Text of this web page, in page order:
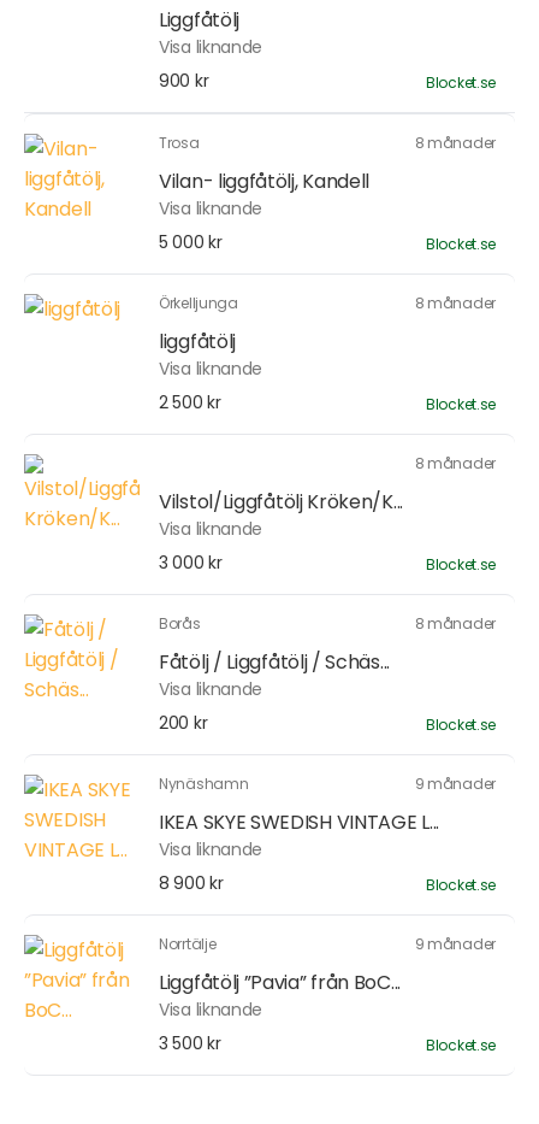
Liggfåtölj
Visa liknande
900 kr
Blocket.se
Trosa 8 månader
Vilan- liggfåtölj, Kandell
Visa liknande
5 000 kr
Blocket.se
Örkelljunga 8 månader
liggfåtölj
Visa liknande
2 500 kr
Blocket.se
8 månader
Vilstol/Liggfåtölj Kröken/K...
Visa liknande
3 000 kr
Blocket.se
Borås 8 månader
Fåtölj / Liggfåtölj / Schäs...
Visa liknande
200 kr
Blocket.se
Nynäshamn 9 månader
IKEA SKYE SWEDISH VINTAGE L...
Visa liknande
8 900 kr
Blocket.se
Norrtälje 9 månader
Liggfåtölj ”Pavia” från BoC...
Visa liknande
3 500 kr
Blocket.se